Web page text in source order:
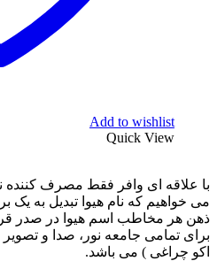
Add to wishlist
Quick View
با علاقه ای وافر فقط مصرف کننده
می خواهیم که نام هیوا تبدیل به یک
ذهن هر مخاطب اسم هیوا در صدر
برای تمامی جامعه نور، صدا و
اکو چراغی ) می باشد.